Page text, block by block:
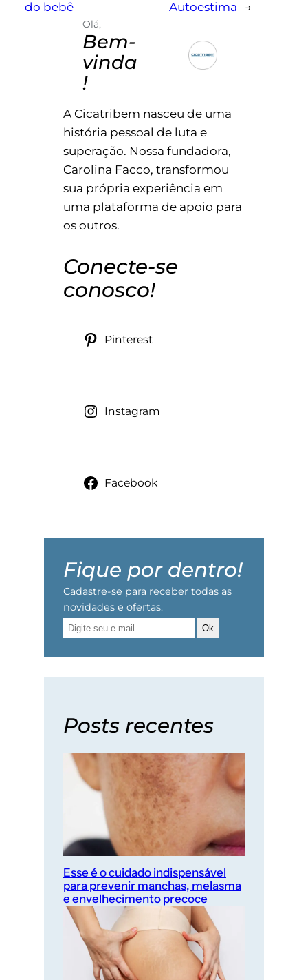
do bebê Autoestima →
Olá,
Bem-
vinda
!
A Cicatribem nasceu de uma
história pessoal de luta e
superação. Nossa fundadora,
Carolina Facco, transformou
sua própria experiência em
uma plataforma de apoio para
os outros.
Conecte-se
conosco!
Pinterest
Instagram
Facebook
Fique por dentro!
Cadastre-se para receber todas as
novidades e ofertas.
Ok
Posts recentes
Esse é o cuidado indispensável
para prevenir manchas, melasma
e envelhecimento precoce